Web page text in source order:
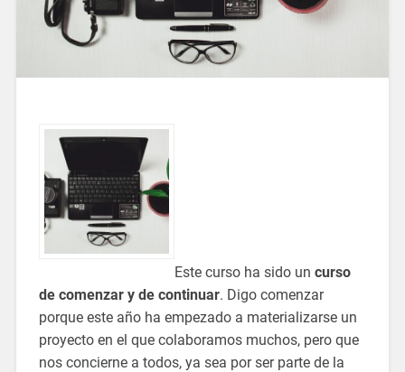
Este curso ha sido un curso
de comenzar y de continuar. Digo comenzar
porque este año ha empezado a materializarse un
proyecto en el que colaboramos muchos, pero que
nos concierne a todos, ya sea por ser parte de la